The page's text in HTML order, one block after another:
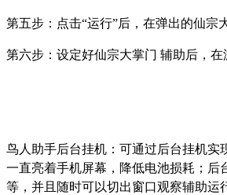
第五步：点击“运行”后，在弹出的仙宗
第六步：设定好仙宗大掌门 辅助后，
鸟人助手后台挂机：可通过后台挂机实
一直亮着手机屏幕，降低电池损耗；后
等，并且随时可以切出窗口观察辅助运